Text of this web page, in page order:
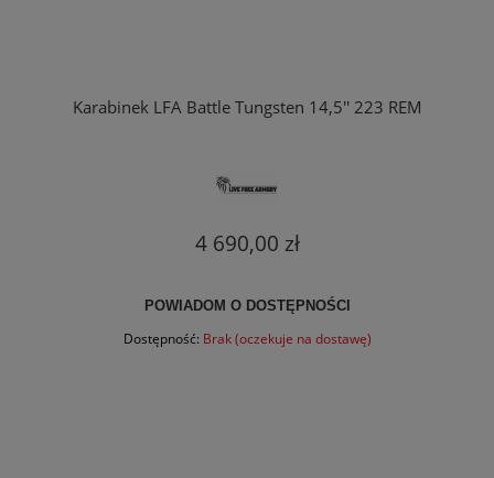
Karabinek LFA Battle Tungsten 14,5'' 223 REM
4 690,00 zł
POWIADOM O DOSTĘPNOŚCI
Dostępność: Brak (oczekuje na dostawę)